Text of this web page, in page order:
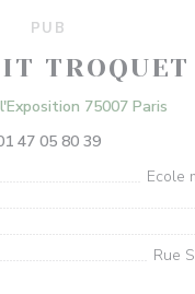
PUB
TROQUET
75007 Paris
47 05 80 39
Ecole
Rue